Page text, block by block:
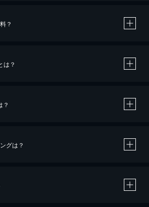
？
は？
クレジットカード決済による作品の購入 / レンタルです。
？
グは？